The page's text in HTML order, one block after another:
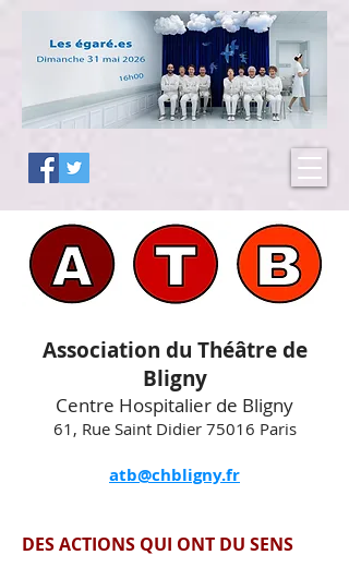
Association du Théâtre de
Bligny
Centre Hospitalier de Bligny
61, Rue Saint Didier 75016 Paris
atb@chbligny.fr
DES ACTIONS QUI ONT DU SENS